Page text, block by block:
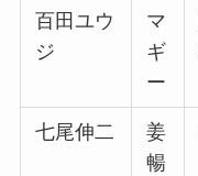
百田ユウ
ジ
マ
ギ
ー
七尾伸二
姜
暢